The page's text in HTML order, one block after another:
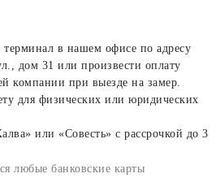
в нашем офисе по адресу
дом 31 или произвести оплату
компании при выезде на замер.
для физических или юридических
или «Совесть» с рассрочкой до 3
любые банковские карты